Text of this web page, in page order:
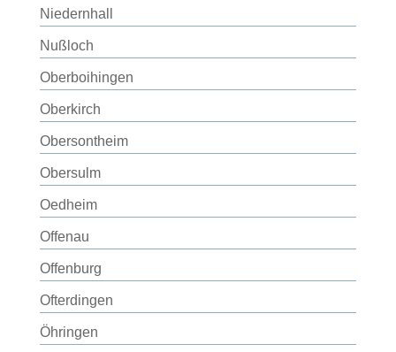
Niedernhall
Nußloch
Oberboihingen
Oberkirch
Obersontheim
Obersulm
Oedheim
Offenau
Offenburg
Ofterdingen
Öhringen